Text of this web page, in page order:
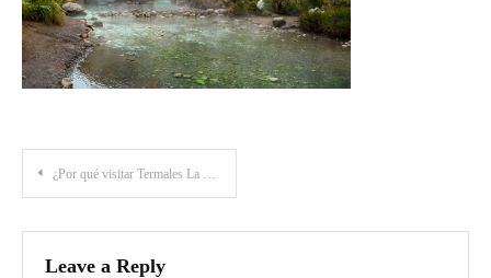
Post
navigation
¿Por qué visitar Termales La Cabaña en Murillo, Tolima?
Leave a Reply